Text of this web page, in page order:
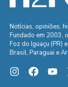
Notícias, opiniões,
Fundado em 2003,
Foz do Iguaçu (PR)
Brasil, Paraguai e